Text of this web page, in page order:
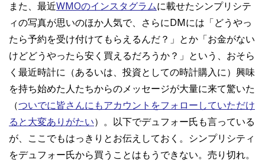
また、最近WMOのインスタグラムに載せたシンプリシテ
ィの写真が思いのほか人気で、さらにDMには「どうやっ
たら予約を受け付けてもらえるんだ？」とか「お金がない
けどどうやったら安く買えるだろうか？」という、おそら
く最近時計に（あるいは、投資としての時計購入に）興味
を持ち始めた人たちからのメッセージが大量に来て驚いた
（ついでに皆さんにもアカウントをフォローしていただけ
ると大変ありがたい）。以下でデュフォー氏も言っている
が、ここでもはっきりとお伝えしておく。シンプリシティ
をデュフォー氏から買うことはもうできない。売り切れ。